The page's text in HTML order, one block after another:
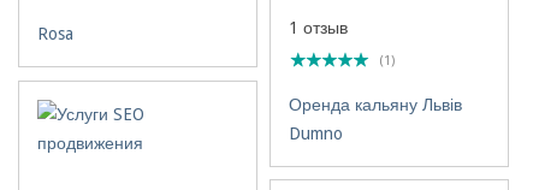
Rosa 1 отзыв
(1)
Оренда кальяну Львів
Dumno